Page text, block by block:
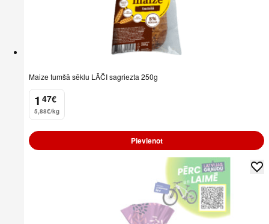
Maize tumšā sēklu LĀČI sagriezta 250g
1
. 47€
5,88€/kg
Pievienot